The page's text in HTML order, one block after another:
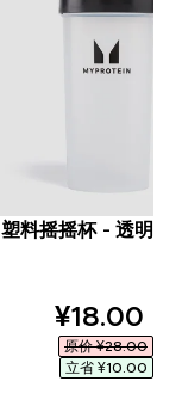
塑料摇摇杯 - 透明 /
¥18.00‎
原价 ¥28.00‎
立省 ¥10.00‎